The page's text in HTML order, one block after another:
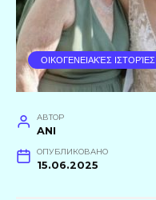
ΟΙΚΟΓΕΝΕΙΑΚΈΣ ΙΣΤΟΡΊΕΣ
АВТОР
ANI
ОПУБЛИКОВАНО
15.06.2025